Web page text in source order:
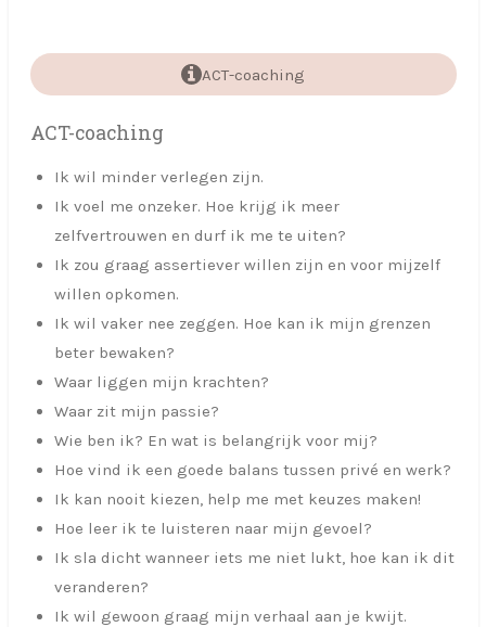
ACT-coaching
ACT-coaching
Ik wil minder verlegen zijn.
Ik voel me onzeker. Hoe krijg ik meer
zelfvertrouwen en durf ik me te uiten?
Ik zou graag assertiever willen zijn en voor mijzelf
willen opkomen.
Ik wil vaker nee zeggen. Hoe kan ik mijn grenzen
beter bewaken?
Waar liggen mijn krachten?
Waar zit mijn passie?
Wie ben ik? En wat is belangrijk voor mij?
Hoe vind ik een goede balans tussen privé en werk?
Ik kan nooit kiezen, help me met keuzes maken!
Hoe leer ik te luisteren naar mijn gevoel?
Ik sla dicht wanneer iets me niet lukt, hoe kan ik dit
veranderen?
Ik wil gewoon graag mijn verhaal aan je kwijt.